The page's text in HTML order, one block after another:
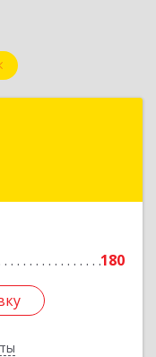
180
Губкинский р-н,